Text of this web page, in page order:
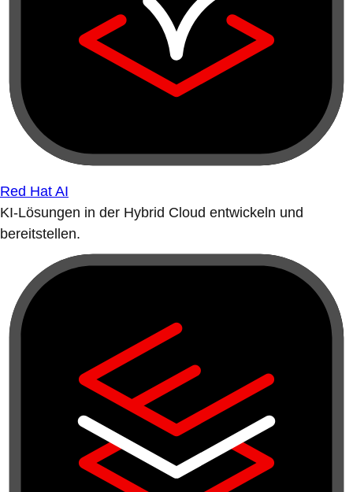
Red Hat AI
KI-Lösungen in der Hybrid Cloud entwickeln und
bereitstellen.